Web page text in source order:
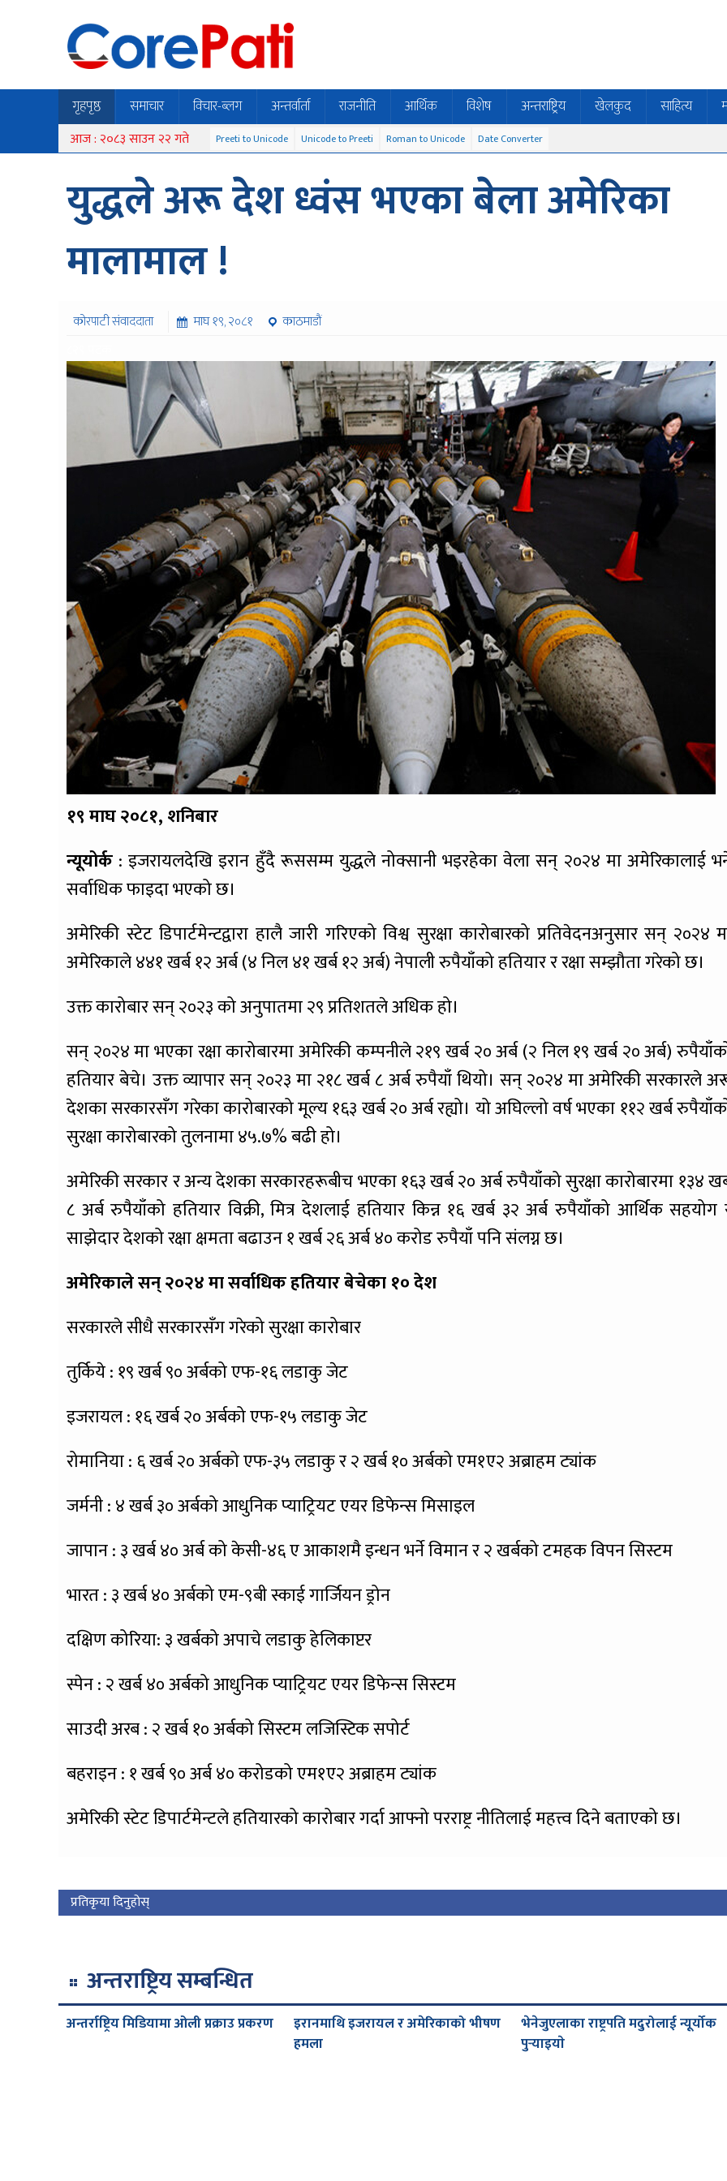
गृहपृष्ठ समाचार विचार-ब्लग अन्तर्वार्ता राजनीति आर्थिक विशेष अन्तराष्ट्रिय खेलकुद साहित्य
आज : २०८३ साउन २२ गते Preeti to Unicode Unicode to Preeti Roman to Unicode Date Converter
युद्धले अरू देश ध्वंस भएका बेला अमेरिका
मालामाल !
कोरपाटी संवाददाता माघ १९, २०८१
काठमाडौं
१९ माघ २०८१, शनिबार
न्यूयोर्क : इजरायलदेखि इरान हुँदै रूससम्म युद्धले नोक्सानी भइरहेका वेला सन् २०२४ मा अमेरिकालाई
सर्वाधिक फाइदा भएको छ।
अमेरिकी स्टेट डिपार्टमेन्टद्वारा हालै जारी गरिएको विश्व सुरक्षा कारोबारको प्रतिवेदनअनुसार सन् २०२४
अमेरिकाले ४४१ खर्ब १२ अर्ब (४ निल ४१ खर्ब १२ अर्ब) नेपाली रुपैयाँको हतियार र रक्षा सम्झौता गरेको छ।
उक्त कारोबार सन् २०२३ को अनुपातमा २९ प्रतिशतले अधिक हो।
सन् २०२४ मा भएका रक्षा कारोबारमा अमेरिकी कम्पनीले २१९ खर्ब २० अर्ब (२ निल १९ खर्ब २० अर्ब)
हतियार बेचे। उक्त व्यापार सन् २०२३ मा २१८ खर्ब ८ अर्ब रुपैयाँ थियो। सन् २०२४ मा अमेरिकी सरकारले
देशका सरकारसँग गरेका कारोबारको मूल्य १६३ खर्ब २० अर्ब रह्यो। यो अघिल्लो वर्ष भएका ११२ खर्ब
सुरक्षा कारोबारको तुलनामा ४५.७% बढी हो।
अमेरिकी सरकार र अन्य देशका सरकारहरूबीच भएका १६३ खर्ब २० अर्ब रुपैयाँको सुरक्षा कारोबारमा १३४
८ अर्ब रुपैयाँको हतियार विक्री, मित्र देशलाई हतियार किन्न १६ खर्ब ३२ अर्ब रुपैयाँको आर्थिक सहयोग
साझेदार देशको रक्षा क्षमता बढाउन १ खर्ब २६ अर्ब ४० करोड रुपैयाँ पनि संलग्न छ।
अमेरिकाले सन् २०२४ मा सर्वाधिक हतियार बेचेका १० देश
सरकारले सीधै सरकारसँग गरेको सुरक्षा कारोबार
तुर्किये : १९ खर्ब ९० अर्बको एफ-१६ लडाकु जेट
इजरायल : १६ खर्ब २० अर्बको एफ-१५ लडाकु जेट
रोमानिया : ६ खर्ब २० अर्बको एफ-३५ लडाकु र २ खर्ब १० अर्बको एम१ए२ अब्राहम ट्यांक
जर्मनी : ४ खर्ब ३० अर्बको आधुनिक प्याट्रियट एयर डिफेन्स मिसाइल
जापान : ३ खर्ब ४० अर्ब को केसी-४६ ए आकाशमै इन्धन भर्ने विमान र २ खर्बको टमहक विपन सिस्टम
भारत : ३ खर्ब ४० अर्बको एम-९बी स्काई गार्जियन ड्रोन
दक्षिण कोरिया: ३ खर्बको अपाचे लडाकु हेलिकाप्टर
स्पेन : २ खर्ब ४० अर्बको आधुनिक प्याट्रियट एयर डिफेन्स सिस्टम
साउदी अरब : २ खर्ब १० अर्बको सिस्टम लजिस्टिक सपोर्ट
बहराइन : १ खर्ब ९० अर्ब ४० करोडको एम१ए२ अब्राहम ट्यांक
अमेरिकी स्टेट डिपार्टमेन्टले हतियारको कारोबार गर्दा आफ्नो परराष्ट्र नीतिलाई महत्त्व दिने बताएको छ।
प्रतिकृया दिनुहोस्
अन्तराष्ट्रिय सम्बन्धित
अन्तर्राष्ट्रिय मिडियामा ओली प्रक्राउ प्रकरण
इरानमाथि इजरायल र अमेरिकाको भीषण
हमला
भेनेजुएलाका राष्ट्रपति मदुरोलाई न्यूर्योक
पुर्‍याइयाे